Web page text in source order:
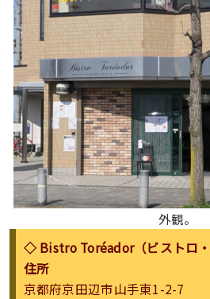
外観。
◇ Bistro Toréador（ビストロ・
住所
京都府京田辺市山手東1-2-7